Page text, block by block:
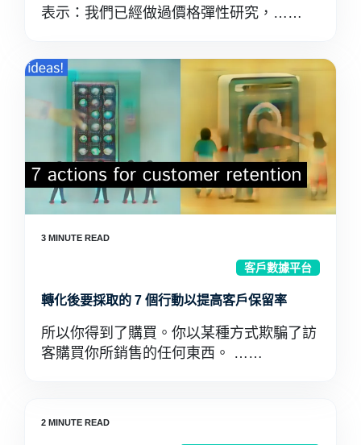
表示：我們已經做過價格彈性研究，……
客戶數據平台
轉化後要採取的 7 個行動以提高客戶保留率
所以你得到了購買。你以某種方式欺騙了訪
客購買你所銷售的任何東西。 ……